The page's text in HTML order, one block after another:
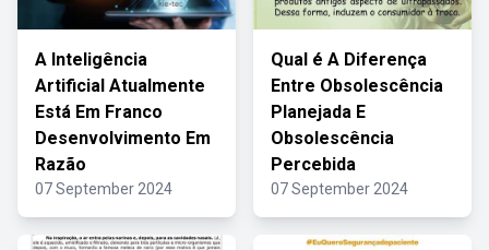
A Inteligência
Artificial Atualmente
Está Em Franco
Desenvolvimento Em
Razão
07 September 2024
Qual é A Diferença
Entre Obsolescência
Planejada E
Obsolescência
Percebida
07 September 2024